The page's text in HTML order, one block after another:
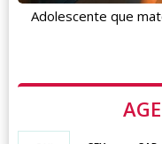
Adolescente que